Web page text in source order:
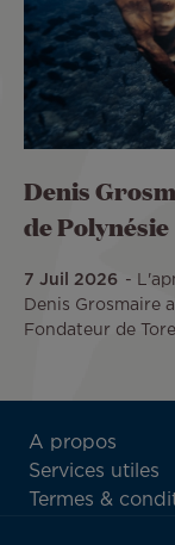
Denis
de Polynésie
7 Juil 2026
Denis Grosmaire
Fondateur de
ATN:
Footer
menu
A propos
Services utiles
Termes &